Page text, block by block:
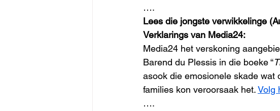
….
Lees die jongste verwikkelinge
Verklarings van Media24:
Media24 het verskoning
Barend du Plessis in die boeke “
asook die emosionele skade wat
families kon veroorsaak het. Volg
….